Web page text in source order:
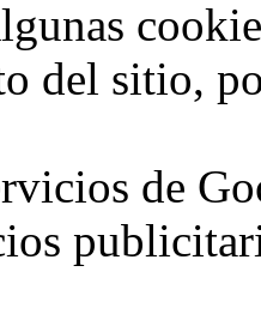
del sitio,
de